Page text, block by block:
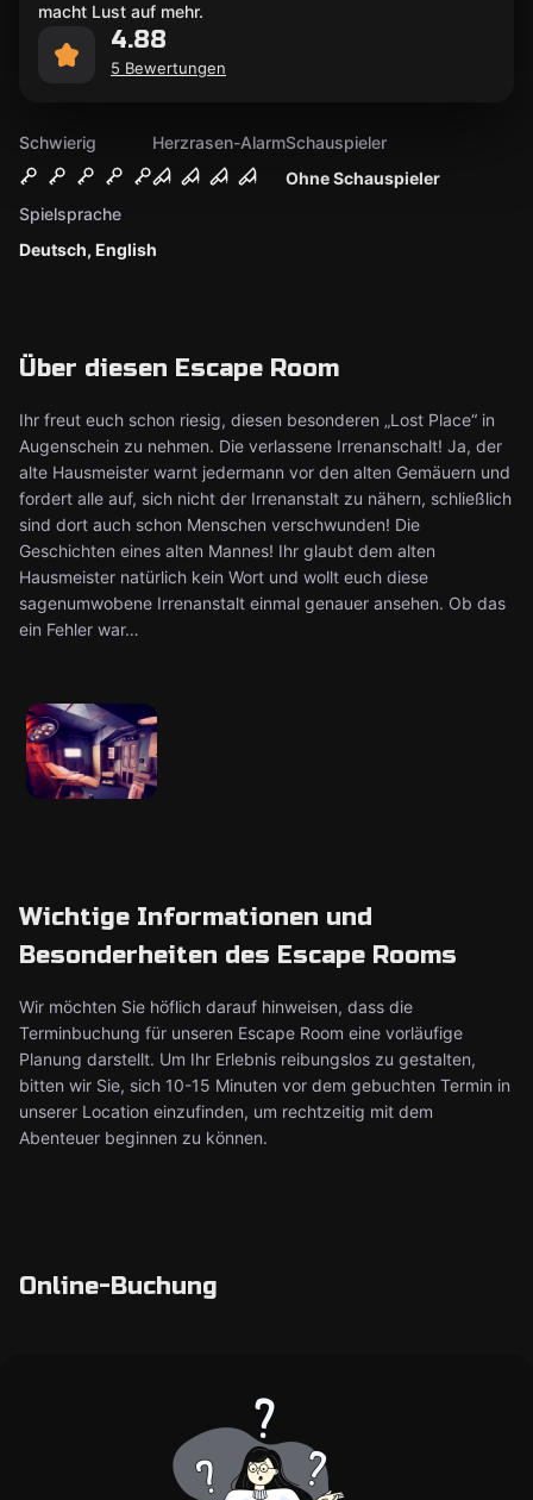
Schwierig
Herzrasen-Alarm
Ohne Schauspieler
Schauspieler
Deutsch, English
Spielsprache
Über diesen Escape Room
Ihr freut euch schon riesig, diesen besonderen „Lost Place“ in
Augenschein zu nehmen. Die verlassene Irrenanschalt! Ja, der
alte Hausmeister warnt jedermann vor den alten Gemäuern und
fordert alle auf, sich nicht der Irrenanstalt zu nähern, schließlich
sind dort auch schon Menschen verschwunden! Die
Geschichten eines alten Mannes! Ihr glaubt dem alten
Hausmeister natürlich kein Wort und wollt euch diese
sagenumwobene Irrenanstalt einmal genauer ansehen. Ob das
ein Fehler war…
Wichtige Informationen und
Besonderheiten des Escape Rooms
Wir möchten Sie höflich darauf hinweisen, dass die
Terminbuchung für unseren Escape Room eine vorläufige
Planung darstellt. Um Ihr Erlebnis reibungslos zu gestalten,
bitten wir Sie, sich 10-15 Minuten vor dem gebuchten Termin in
unserer Location einzufinden, um rechtzeitig mit dem
Abenteuer beginnen zu können.
macht Lust auf mehr.
4.88
5 Bewertungen
Online-Buchung